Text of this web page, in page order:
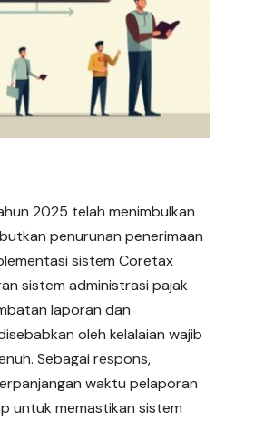
2025 telah menimbulkan
penurunan penerimaan
sistem Coretax
sistem administrasi pajak
laporan dan
oleh kelalaian wajib
Sebagai respons,
waktu pelaporan
untuk memastikan sistem